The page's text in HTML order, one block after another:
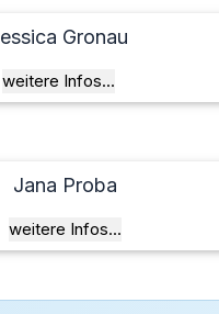
Gronau
weitere Infos...
Jana Proba
weitere Infos...